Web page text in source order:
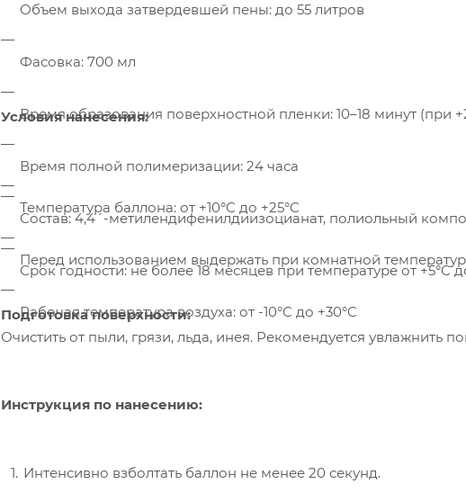
Объем выхода затвердевшей пены: до 55 литров
Фасовка: 700 мл
Время образования поверхностной пленки: 10–18 минут (при
Время полной полимеризации: 24 часа
Состав: 4,4´-метилендифенилдиизоцианат, полиольный
Срок годности: не более 18 месяцев при температуре от +5°C
Условия нанесения:
Температура баллона: от +10°C до +25°C
Перед использованием выдержать при комнатной
Рабочая температура воздуха: от -10°C до +30°C
Подготовка поверхности:
Очистить от пыли, грязи, льда, инея. Рекомендуется увлажнить
Инструкция по нанесению:
Интенсивно взболтать баллон не менее 20 секунд.